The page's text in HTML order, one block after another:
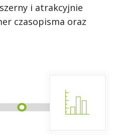
i atrakcyjnie
czasopisma oraz